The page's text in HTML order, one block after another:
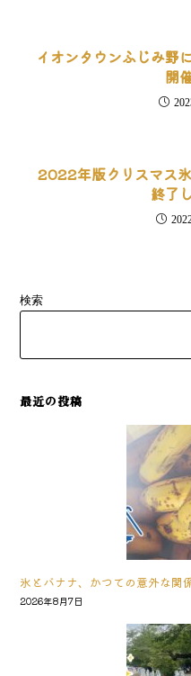
イオンタウンふじみ野
開
2022年版クリスマス
終了
検索
最近の投稿
氷とバナナ、かつての意外な関
2026年8月7日